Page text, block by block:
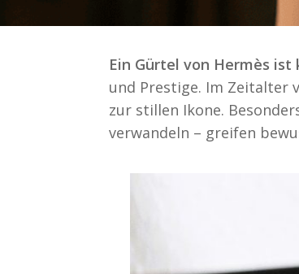
Ein Gürtel von Hermès
und Prestige. Im Zeitalter
zur stillen Ikone.
verwandeln – greifen